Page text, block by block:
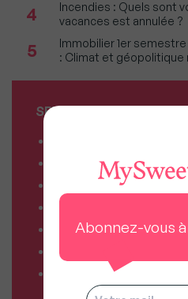
4
Incendies : Quels sont
vacances est annulée ?
5
Immobilier 1er
: Climat et géopolitique
SERVICES MY
Combien puis-je
Comparateur de
Comparateur
Résiliez vos
Comparateur
Abonnez-vous